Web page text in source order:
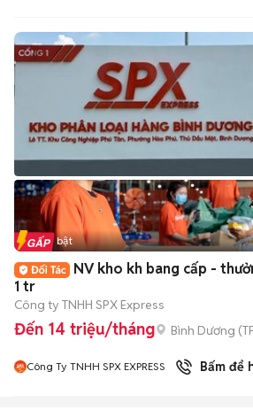
Tin nổi bật
NV kho kh bang cấp -
1 tr
Công ty TNHH SPX Express
Đến 14 triệu/tháng Bình Dương (
Công Ty TNHH SPX EXPRESS Bấm để